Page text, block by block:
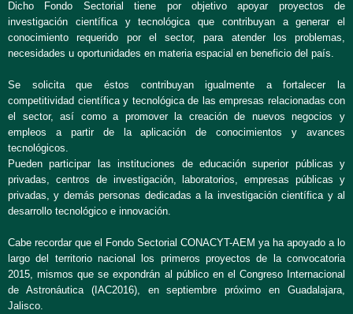
Dicho Fondo Sectorial tiene por objetivo apoyar proyectos de
investigación científica y tecnológica que contribuyan a generar el
conocimiento requerido por el sector, para atender los problemas,
necesidades u oportunidades en materia espacial en beneficio del país.
Se solicita que éstos contribuyan igualmente a fortalecer la
competitividad científica y tecnológica de las empresas relacionadas con
el sector, así como a promover la creación de nuevos negocios y
empleos a partir de la aplicación de conocimientos y avances
tecnológicos.
Pueden participar las instituciones de educación superior públicas y
privadas, centros de investigación, laboratorios, empresas públicas y
privadas, y demás personas dedicadas a la investigación científica y al
desarrollo tecnológico e innovación.
Cabe recordar que el Fondo Sectorial CONACYT-AEM ya ha apoyado a lo
largo del territorio nacional los primeros proyectos de la convocatoria
2015, mismos que se expondrán al público en el Congreso Internacional
de Astronáutica (IAC2016), en septiembre próximo en Guadalajara,
Jalisco.